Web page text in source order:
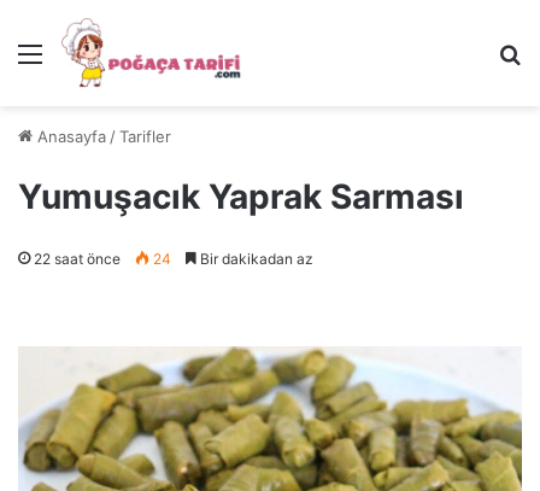
Menü
Anasayfa /Tarifler
Yumuşacık Yaprak Sarması
22 saat önce 24 Bir dakikadan az